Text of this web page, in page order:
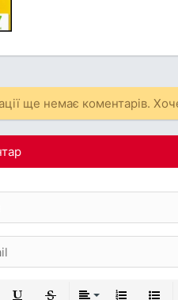
ще немає коментарів.